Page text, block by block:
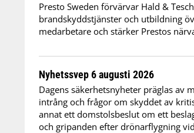
Presto Sweden förvärvar Hald &
brandskyddstjänster och utbildning
medarbetare och stärker Prestos
Nyhetssvep 6 augusti 2026
Dagens säkerhetsnyheter präglas av
intrång och frågor om skyddet av
annat ett domstolsbeslut om ett
och gripanden efter drönarflygning